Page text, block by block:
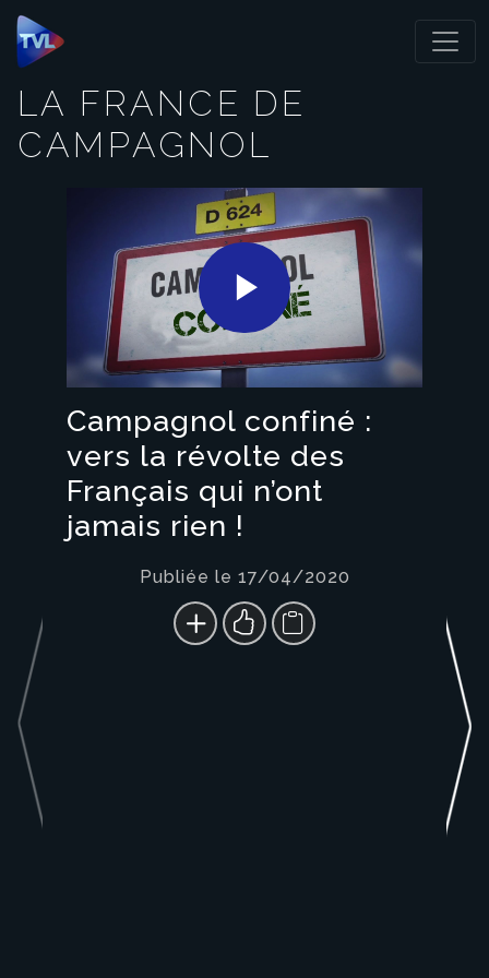
Panneau de gestion des cookies
LA FRANCE DE
CAMPAGNOL
Play
Video
Campagnol confiné :
vers la révolte des
Français qui n’ont
jamais rien !
Publiée le 17/04/2020